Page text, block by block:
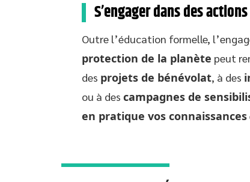
S’engager dans des
Outre l’éducation formelle,
protection de la planète peut
des projets de bénévolat, à des
ou à des campagnes de
en pratique vos connaissances